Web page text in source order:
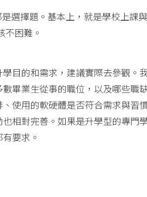
選擇題。基本上，就是學校上課
不困難。
目的和需求，建議實際去參觀。
畢業生從事的職位，以及哪些職
使用的軟硬體是否符合需求與習
相對完善。如果是升學型的專門
要求。